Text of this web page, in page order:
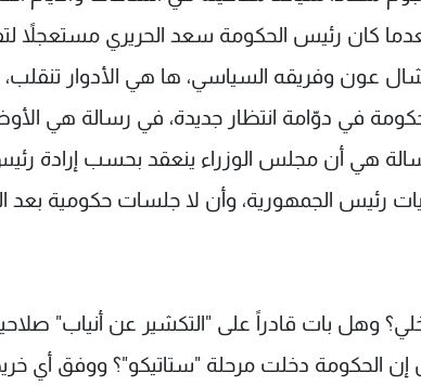
كان رئيس الحكومة سعد الحريري مستعجلاً
عون وفريقه السياسي، ها هي الأدوار تنقلب،
في دوّامة انتظار جديدة، في رسالة هي
باسيل الذي أوقف جلسة 2 تموز. والرسالة هي أن مجلس الوزراء ينعقد بحسب إرادة
رئيس الجمهورية، وأن لا جلسات حكومية بعد
وهل بات قادراً على "التكشير عن أنياب"
إن الحكومة دخلت مرحلة "ستاتيكو"؟ ووفق أي